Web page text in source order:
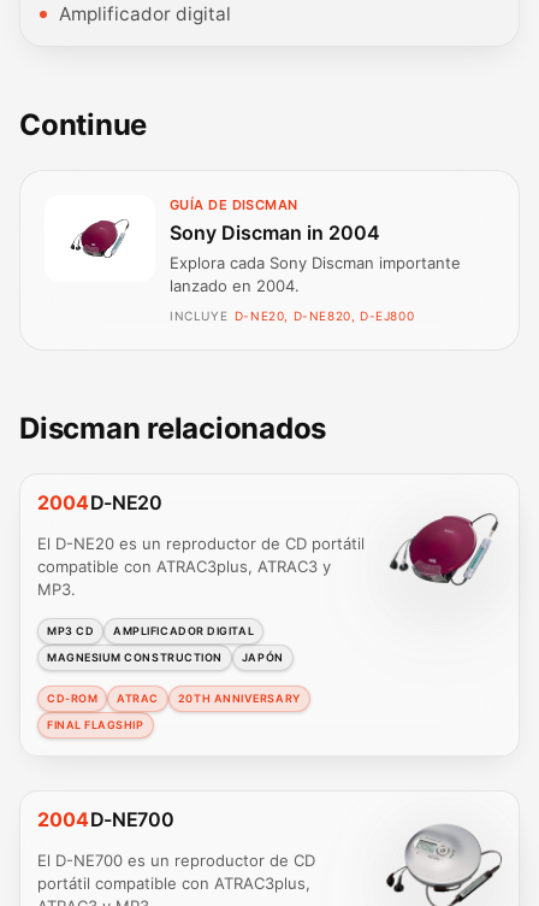
Amplificador digital
Continue
GUÍA DE DISCMAN
Sony Discman in 2004
Explora cada Sony Discman importante
lanzado en 2004.
INCLUYE D-NE20, D-NE820, D-EJ800
Discman relacionados
2004D-NE20
El D-NE20 es un reproductor de CD portátil
compatible con ATRAC3plus, ATRAC3 y
MP3.
MP3 CD
AMPLIFICADOR DIGITAL
MAGNESIUM CONSTRUCTION
JAPÓN
CD-ROM ATRAC
20TH ANNIVERSARY
FINAL FLAGSHIP
2004D-NE700
El D-NE700 es un reproductor de CD
portátil compatible con ATRAC3plus,